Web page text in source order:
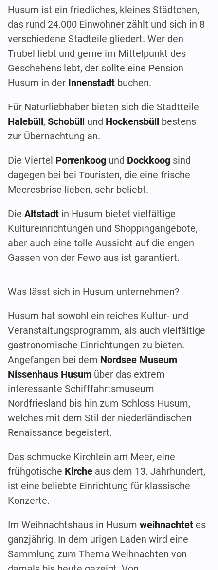
Husum ist ein friedliches, kleines Städtchen,
das rund 24.000 Einwohner zählt und sich in 8
verschiedene Stadteile gliedert. Wer den
Trubel liebt und gerne im Mittelpunkt des
Geschehens lebt, der sollte eine Pension
Husum in der Innenstadt buchen.
Für Naturliebhaber bieten sich die Stadtteile
Halebüll, Schobüll und Hockensbüll bestens
zur Übernachtung an.
Die Viertel Porrenkoog und Dockkoog sind
dagegen bei bei Touristen, die eine frische
Meeresbrise lieben, sehr beliebt.
Die Altstadt in Husum bietet vielfältige
Kultureinrichtungen und Shoppingangebote,
aber auch eine tolle Aussicht auf die engen
Gassen von der Fewo aus ist garantiert.
Was lässt sich in Husum unternehmen?
Husum hat sowohl ein reiches Kultur- und
Veranstaltungsprogramm, als auch vielfältige
gastronomische Einrichtungen zu bieten.
Angefangen bei dem Nordsee Museum
Nissenhaus Husum über das extrem
interessante Schifffahrtsmuseum
Nordfriesland bis hin zum Schloss Husum,
welches mit dem Stil der niederländischen
Renaissance begeistert.
Das schmucke Kirchlein am Meer, eine
frühgotische Kirche aus dem 13. Jahrhundert,
ist eine beliebte Einrichtung für klassische
Konzerte.
Im Weihnachtshaus in Husum weihnachtet es
ganzjährig. In dem urigen Laden wird eine
Sammlung zum Thema Weihnachten von